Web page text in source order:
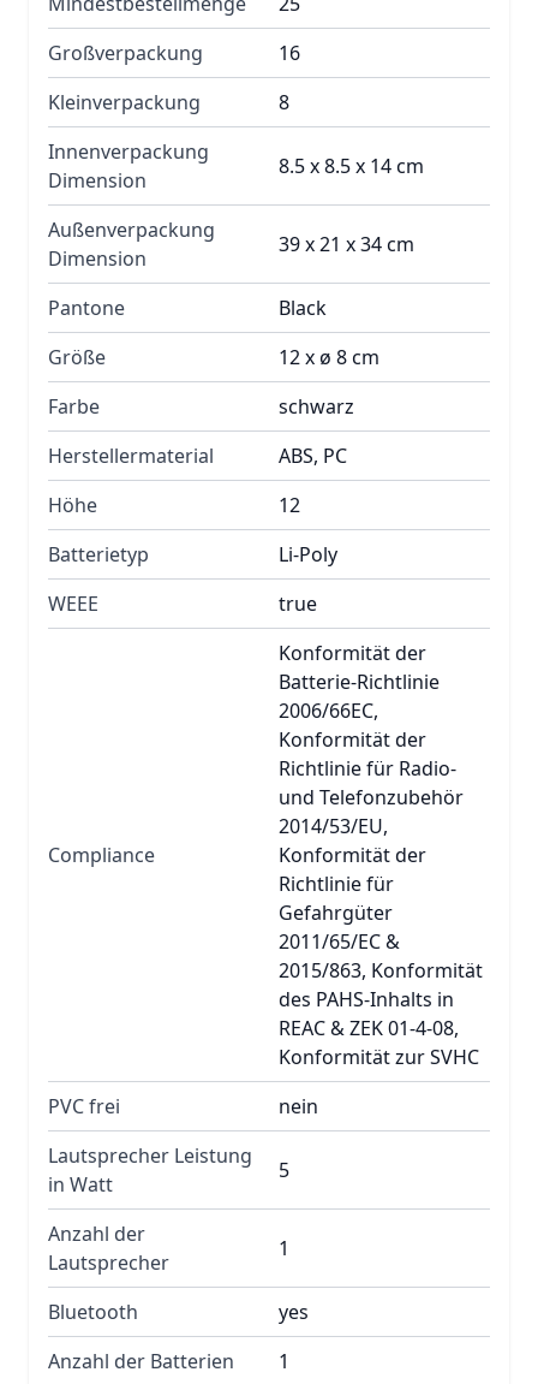
Großverpackung
16
Kleinverpackung
8
Innenverpackung
Dimension
8.5 x 8.5 x 14 cm
Außenverpackung
Dimension
39 x 21 x 34 cm
Pantone
Black
Größe
12 x ø 8 cm
Farbe
schwarz
Herstellermaterial
ABS, PC
Höhe
12
Batterietyp
Li-Poly
WEEE
true
Compliance
Konformität der
Batterie-Richtlinie
2006/66EC,
Konformität der
Richtlinie für Radio-
und Telefonzubehör
2014/53/EU,
Konformität der
Richtlinie für
Gefahrgüter
2011/65/EC &
2015/863, Konformität
des PAHS-Inhalts in
REAC & ZEK 01-4-08,
Konformität zur SVHC
PVC frei
nein
Lautsprecher Leistung
in Watt
5
Anzahl der
Lautsprecher
1
Bluetooth
yes
Anzahl der Batterien
1